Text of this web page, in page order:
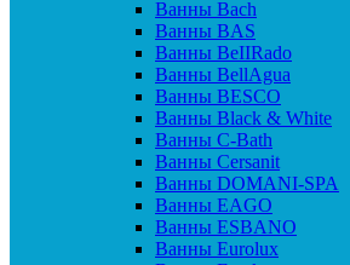
Ванны Bach
Ванны BAS
Ванны BeIIRado
Ванны BellAgua
Ванны BESCO
Ванны Black & White
Ванны C-Bath
Ванны Cersanit
Ванны DOMANI-SPA
Ванны EAGO
Ванны ESBANO
Ванны Eurolux